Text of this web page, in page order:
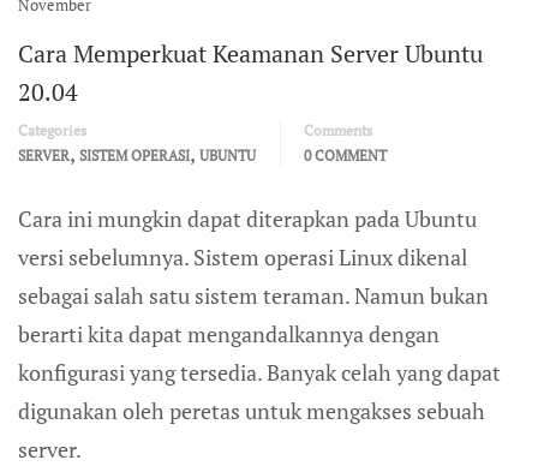
November
Cara Memperkuat Keamanan Server Ubuntu
20.04
Categories
SERVER, SISTEM OPERASI, UBUNTU
Comments
0 COMMENT
Cara ini mungkin dapat diterapkan pada Ubuntu
versi sebelumnya. Sistem operasi Linux dikenal
sebagai salah satu sistem teraman. Namun bukan
berarti kita dapat mengandalkannya dengan
konfigurasi yang tersedia. Banyak celah yang dapat
digunakan oleh peretas untuk mengakses sebuah
server.